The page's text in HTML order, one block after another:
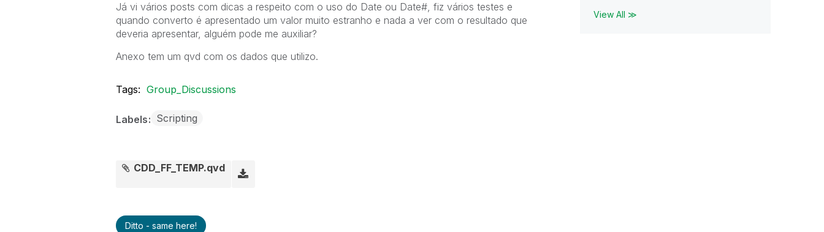
Já vi vários posts com dicas a respeito com o uso do Date ou Date#, fiz vários testes e
quando converto é apresentado um valor muito estranho e nada a ver com o resultado que
deveria apresentar, alguém pode me auxiliar?
Anexo tem um qvd com os dados que utilizo.
Tags: Group_Discussions
Labels Scripting
CDD_FF_TEMP.qvd
Ditto - same here!
View All ≫